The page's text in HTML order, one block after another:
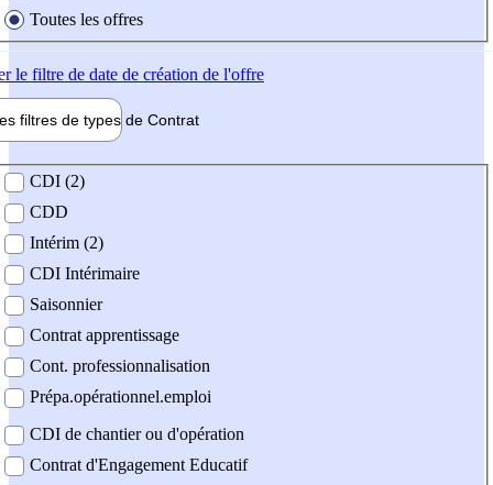
Toutes les offres
le filtre de date de création de l'offre
filtres de types de Contrat
contrat
CDI (2)
CDD
Intérim (2)
CDI Intérimaire
Saisonnier
Contrat apprentissage
Cont. professionnalisation
Prépa.opérationnel.emploi
CDI de chantier ou d'opération
Contrat d'Engagement Educatif